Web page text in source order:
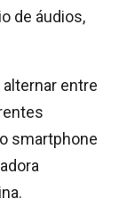
de áudios,
entre
smartphone